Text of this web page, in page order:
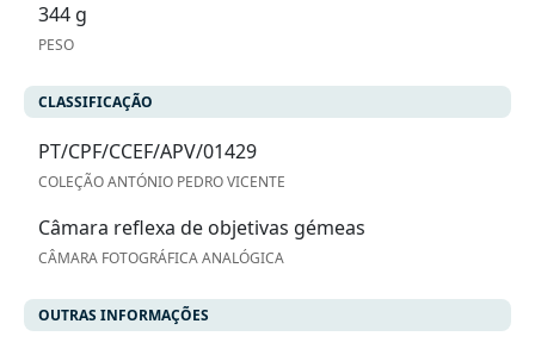
344 g
PESO
CLASSIFICAÇÃO
PT/CPF/CCEF/APV/01429
COLEÇÃO ANTÓNIO PEDRO VICENTE
Câmara reflexa de objetivas gémeas
CÂMARA FOTOGRÁFICA ANALÓGICA
OUTRAS INFORMAÇÕES